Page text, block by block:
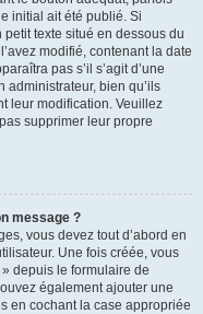
initial ait été publié. Si
texte situé en dessous du
modifié, contenant la date
pas s’il s’agit d’une
administrateur, bien qu’ils
leur modification. Veuillez
supprimer leur propre
message ?
vous devez tout d’abord en
Une fois créée, vous
depuis le formulaire de
également ajouter une
en cochant la case appropriée